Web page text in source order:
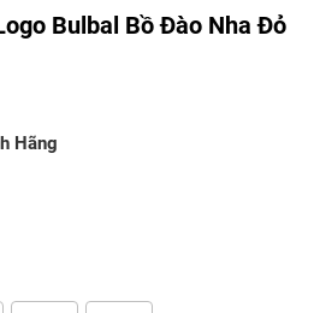
Bulbal Bồ Đào Nha Đỏ
Hãng